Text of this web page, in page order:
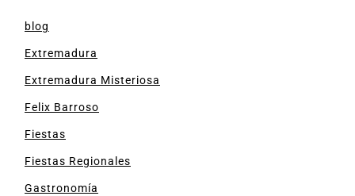
blog
Extremadura
Extremadura Misteriosa
Felix Barroso
Fiestas
Fiestas Regionales
Gastronomía